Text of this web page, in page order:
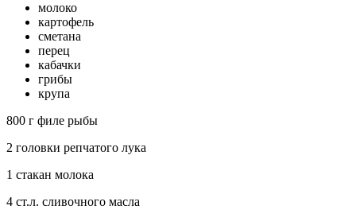
молоко
картофель
сметана
перец
кабачки
грибы
крупа
800 г филе рыбы
2 головки репчатого лука
1 стакан молока
4 ст.л. сливочного масла